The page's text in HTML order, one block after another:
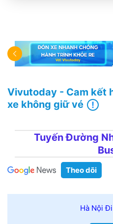
Vivutoday - Cam kết
xe không giữ vé
Tuyến Đường
Theo dõi
Hà Nội